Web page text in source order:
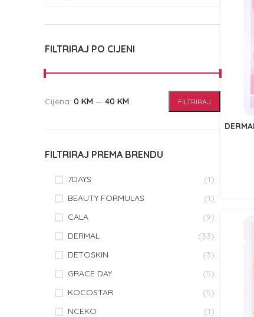
FILTRIRAJ PO CIJENI
FILTRIRAJ
Cijena: 0 KM — 40 KM
FILTRIRAJ PREMA BRENDU
7DAYS
(1)
BEAUTY FORMULAS
(1)
CALA
(9)
DERMAL
(33)
DETOSKIN
(3)
GRACE DAY
(5)
KOCOSTAR
(5)
NCEKO
(1)